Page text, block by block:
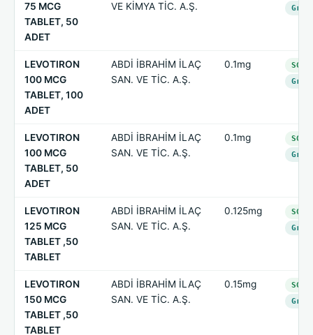
75 MCG
TABLET, 50
ADET
VE KİMYA TİC. A.Ş.
LEVOTIRON
100 MCG
TABLET, 100
ADET
ABDİ İBRAHİM İLAÇ
SAN. VE TİC. A.Ş.
0.1mg
LEVOTIRON
100 MCG
TABLET, 50
ADET
ABDİ İBRAHİM İLAÇ
SAN. VE TİC. A.Ş.
0.1mg
LEVOTIRON
125 MCG
TABLET ,50
TABLET
ABDİ İBRAHİM İLAÇ
SAN. VE TİC. A.Ş.
0.125mg
LEVOTIRON
150 MCG
TABLET ,50
TABLET
ABDİ İBRAHİM İLAÇ
SAN. VE TİC. A.Ş.
0.15mg